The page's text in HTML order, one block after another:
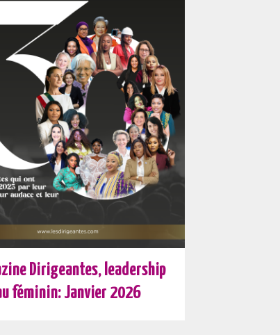
Dirigeantes, leadership
féminin: Janvier 2026